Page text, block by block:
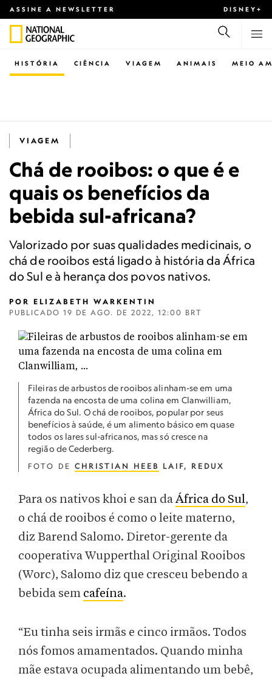
ASSINE A NEWSLETTER DISNEY+
CIÊNCIA VIAGEM ANIMAIS
HISTÓRIA MEIO
VIAGEM
Chá de rooibos: o que é e
quais os benefícios da
bebida sul-africana?
Valorizado por suas qualidades medicinais, o
chá de rooibos está ligado à história da África
do Sul e à herança dos povos nativos.
POR ELIZABETH WARKENTIN
PUBLICADO 19 DE AGO. DE 2022, 12:00 BRT
Fileiras de arbustos de rooibos alinham-se em uma
fazenda na encosta de uma colina em Clanwilliam,
África do Sul. O chá de rooibos, popular por seus
benefícios à saúde, é um alimento básico em quase
todos os lares sul-africanos, mas só cresce na
região de Cederberg.
FOTO DE CHRISTIAN HEEB LAIF, REDUX
Para os nativos khoi e san daÁfrica do Sul,
o chá de rooibos é como o leite materno,
diz Barend Salomo. Diretor-gerente da
cooperativa Wupperthal Original Rooibos
(Worc), Salomo diz que cresceu bebendo a
bebida sem cafeína.
“Eu tinha seis irmãs e cinco irmãos. Todos
nós fomos amamentados. Quando minha
mãe estava ocupada alimentando um bebê,